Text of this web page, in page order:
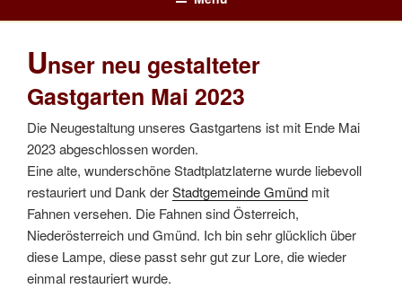
springen
GMÜND – WALDVIERTEL
Unser neu gestalteter
Gastgarten Mai 2023
Die Neugestaltung unseres Gastgartens ist mit Ende Mai
2023 abgeschlossen worden.
Eine alte, wunderschöne Stadtplatzlaterne wurde liebevoll
restauriert und Dank derStadtgemeinde Gmünd mit
Fahnen versehen. Die Fahnen sind Österreich,
Niederösterreich und Gmünd. Ich bin sehr glücklich über
diese Lampe, diese passt sehr gut zur Lore, die wieder
einmal restauriert wurde.